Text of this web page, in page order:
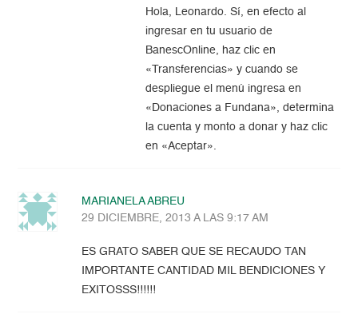
Hola, Leonardo. Sí, en efecto al
ingresar en tu usuario de
BanescOnline, haz clic en
«Transferencias» y cuando se
despliegue el menú ingresa en
«Donaciones a Fundana», determina
la cuenta y monto a donar y haz clic
en «Aceptar».
MARIANELA ABREU
29 DICIEMBRE, 2013 A LAS 9:17 AM
ES GRATO SABER QUE SE RECAUDO TAN
IMPORTANTE CANTIDAD MIL BENDICIONES Y
EXITOSSS!!!!!!